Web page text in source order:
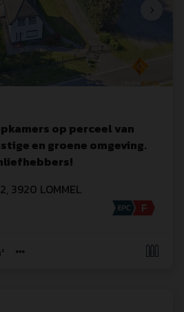
op perceel van
en groene omgeving.
, 3920 LOMMEL